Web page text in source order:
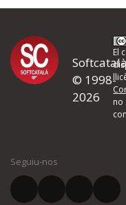
d'errors
Si heu trobat un error o
quina és la millora que
El vostre correu
© 1998-
2026
El
no
Seguiu-nos